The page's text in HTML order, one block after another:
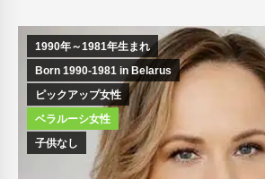
1990年～1981年生まれ
Born 1990-1981 in Belarus
ピックアップ女性
ベラルーシ女性
子供なし